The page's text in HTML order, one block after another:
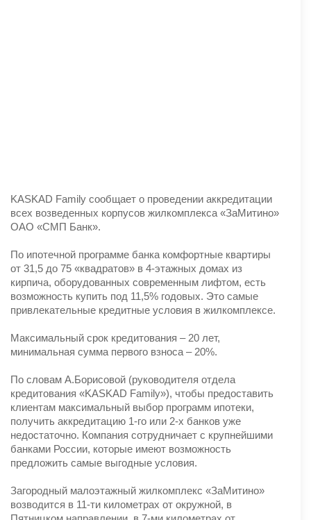
KASKAD Family сообщает о проведении аккредитации
всех возведенных корпусов жилкомплекса «ЗаМитино»
ОАО «СМП Банк».
По ипотечной программе банка комфортные квартиры
от 31,5 до 75 «квадратов» в 4-этажных домах из
кирпича, оборудованных современным лифтом, есть
возможность купить под 11,5% годовых. Это самые
привлекательные кредитные условия в жилкомплексе.
Максимальный срок кредитования – 20 лет,
минимальная сумма первого взноса – 20%.
По словам А.Борисовой (руководителя отдела
кредитования «KASKAD Family»), чтобы предоставить
клиентам максимальный выбор программ ипотеки,
получить аккредитацию 1-го или 2-х банков уже
недостаточно. Компания сотрудничает с крупнейшими
банками России, которые имеют возможность
предложить самые выгодные условия.
Загородный малоэтажный жилкомплекс «ЗаМитино»
возводится в 11-ти километрах от окружной, в